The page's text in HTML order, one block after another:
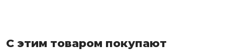
С этим товаром покупают